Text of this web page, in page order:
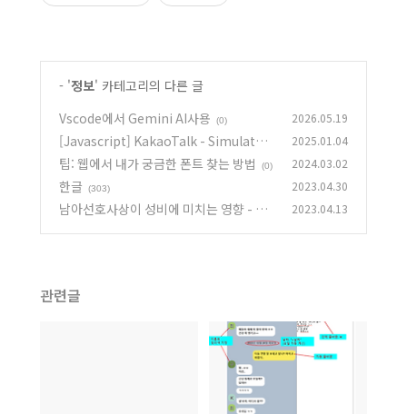
'정보' 카테고리의 다른 글
Vscode에서 Gemini AI사용
(0) 2026.05.19
[Javascript] KakaoTalk - Simulator
(0)
2025.01.04
팁: 웹에서 내가 궁금한 폰트 찾는 방법 (0) 2024.03.02
한글 (303) 2023.04.30
남아선호사상이 성비에 미치는 영향 - 시
2023.04.13
관련글